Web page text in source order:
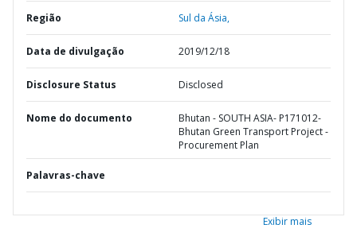
Região Sul da Ásia,
Data de divulgação 2019/12/18
Disclosure Status Disclosed
Nome do documento
Bhutan - SOUTH ASIA- P171012-
Bhutan Green Transport Project -
Procurement Plan
Palavras-chave
Exibir mais